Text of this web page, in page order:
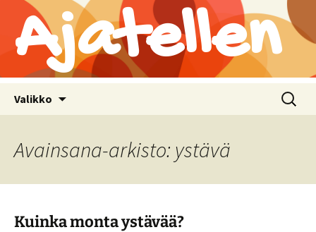
Ajatellen
Valikko Haku:
Avainsana-arkisto: ystävä
Kuinka monta ystävää?